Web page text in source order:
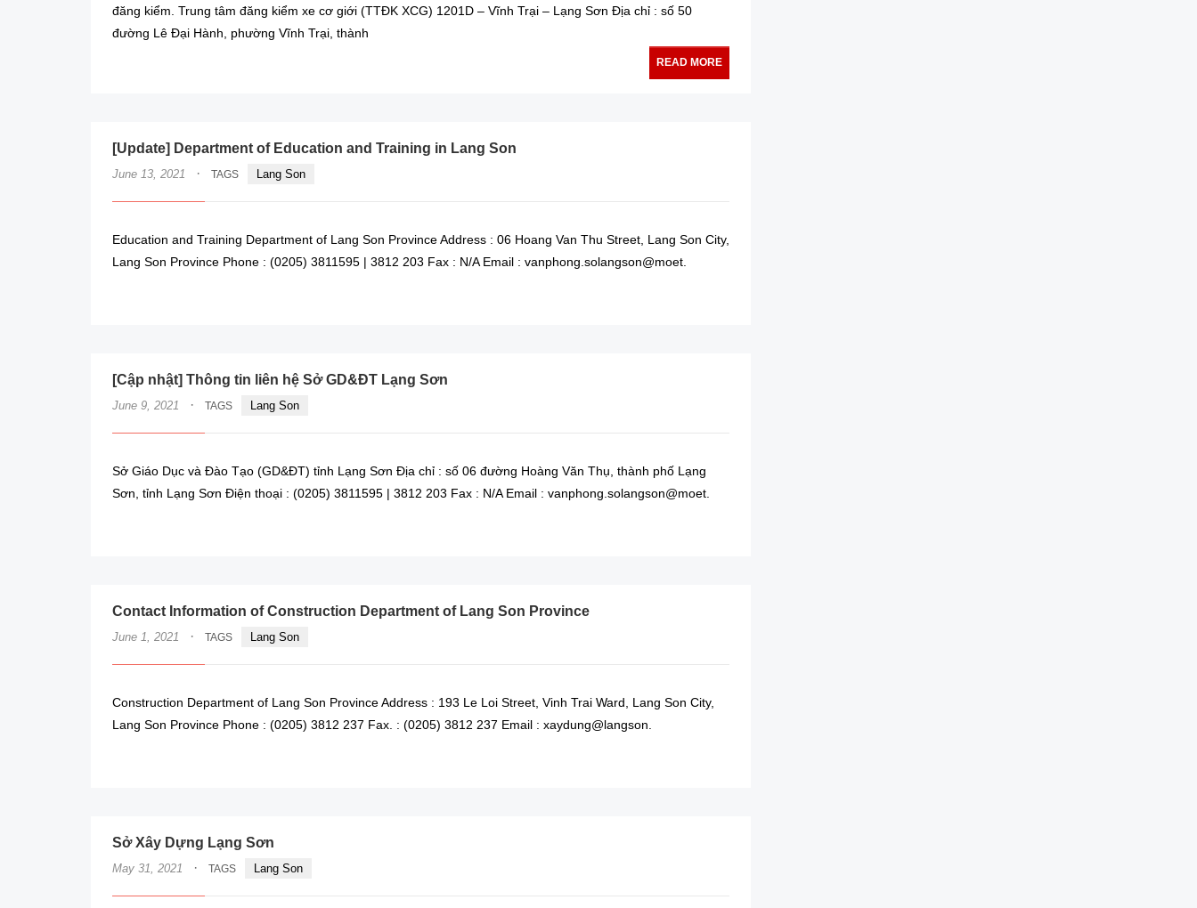
đăng kiểm. Trung tâm đăng kiểm xe cơ giới (TTĐK XCG) 1201D – Vĩnh Trại – Lạng Sơn Địa chỉ : số 50
đường Lê Đại Hành, phường Vĩnh Trại, thành
READ MORE
[Update] Department of Education and Training in Lang Son
June 13, 2021 · TAGS Lang Son
Education and Training Department of Lang Son Province Address : 06 Hoang Van Thu Street, Lang Son City,
Lang Son Province Phone : (0205) 3811595 | 3812 203 Fax : N/A Email : vanphong.solangson@moet.
[Cập nhật] Thông tin liên hệ Sở GD&ĐT Lạng Sơn
June 9, 2021 · TAGS Lang Son
Sở Giáo Dục và Đào Tạo (GD&ĐT) tỉnh Lạng Sơn Địa chỉ : số 06 đường Hoàng Văn Thụ, thành phố Lạng
Sơn, tỉnh Lạng Sơn Điện thoại : (0205) 3811595 | 3812 203 Fax : N/A Email : vanphong.solangson@moet.
Contact Information of Construction Department of Lang Son Province
June 1, 2021 · TAGS Lang Son
Construction Department of Lang Son Province Address : 193 Le Loi Street, Vinh Trai Ward, Lang Son City,
Lang Son Province Phone : (0205) 3812 237 Fax. : (0205) 3812 237 Email : xaydung@langson.
Sở Xây Dựng Lạng Sơn
May 31, 2021 · TAGS Lang Son